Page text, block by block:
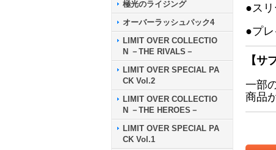
極光のライジング
オーバーラッシュパック4
LIMIT OVER COLLECTIO
N －THE RIVALS－
LIMIT OVER SPECIAL PA
CK Vol.2
LIMIT OVER COLLECTIO
N －THE HEROES－
LIMIT OVER SPECIAL PA
CK Vol.1
●ス
●プ
【サ
一部
商品